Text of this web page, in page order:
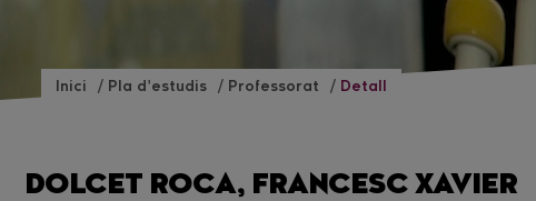
Inici Pla d’estudis Professorat Detall
DOLCET ROCA, FRANCESC XAVIER